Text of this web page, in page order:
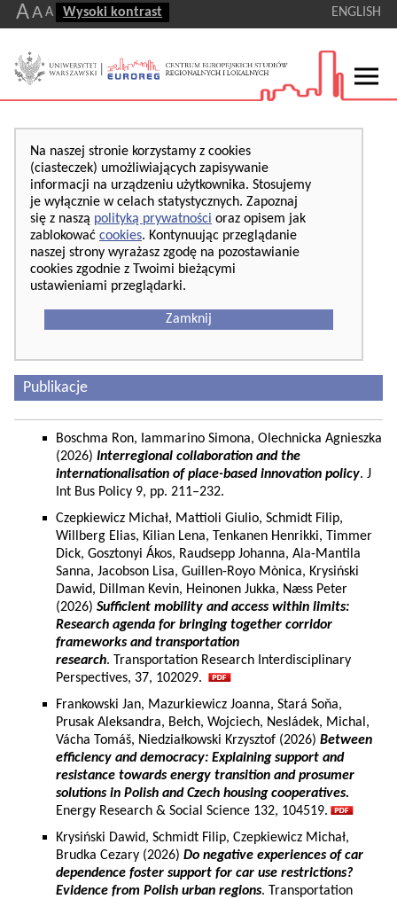
AA A Wysoki kontrast ENGLISH
Na naszej stronie korzystamy z cookies
(ciasteczek) umożliwiających zapisywanie
informacji na urządzeniu użytkownika. Stosujemy
je wyłącznie w celach statystycznych. Zapoznaj
się z naszą polityką prywatności oraz opisem jak
zablokować cookies. Kontynuując przeglądanie
naszej strony wyrażasz zgodę na pozostawianie
cookies zgodnie z Twoimi bieżącymi
ustawieniami przeglądarki.
Zamknij
Publikacje
Boschma Ron, Iammarino Simona, Olechnicka Agnieszka
(2026) Interregional collaboration and the
internationalisation of place-based innovation policy. J
Int Bus Policy 9, pp. 211–232.
Czepkiewicz Michał, Mattioli Giulio, Schmidt Filip,
Willberg Elias, Kilian Lena, Tenkanen Henrikki, Timmer
Dick, Gosztonyi Ákos, Raudsepp Johanna, Ala-Mantila
Sanna, Jacobson Lisa, Guillen-Royo Mònica, Krysiński
Dawid, Dillman Kevin, Heinonen Jukka, Næss Peter
(2026) Sufficient mobility and access within limits:
Research agenda for bringing together corridor
frameworks and transportation
research. Transportation Research Interdisciplinary
Perspectives, 37, 102029.
Frankowski Jan, Mazurkiewicz Joanna, Stará Soňa,
Prusak Aleksandra, Bełch, Wojciech, Nesládek, Michal,
Vácha Tomáš, Niedziałkowski Krzysztof (2026) Between
efficiency and democracy: Explaining support and
resistance towards energy transition and prosumer
solutions in Polish and Czech housing cooperatives.
Energy Research & Social Science 132, 104519.
Krysiński Dawid, Schmidt Filip, Czepkiewicz Michał,
Brudka Cezary (2026) Do negative experiences of car
dependence foster support for car use restrictions?
Evidence from Polish urban regions. Transportation